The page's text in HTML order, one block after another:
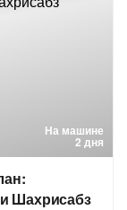
На машине
2 дня
Шахрисабз